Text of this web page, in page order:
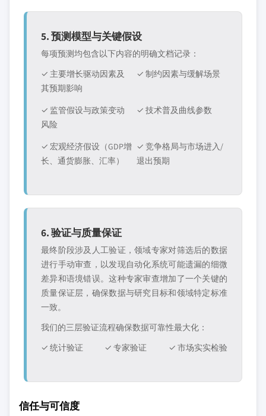
5. 预测模型与关键假设
每项预测均包含以下内容的明确文档记录：
✓ 主要增长驱动因素及
其预期影响
✓ 制约因素与缓解场景
✓ 监管假设与政策变动
风险
✓ 技术普及曲线参数
✓ 宏观经济假设（GDP增
长、通货膨胀、汇率）
✓ 竞争格局与市场进入/
退出预期
6. 验证与质量保证
最终阶段涉及人工验证，领域专家对筛选后的数据
进行手动审查，以发现自动化系统可能遗漏的细微
差异和语境错误。这种专家审查增加了一个关键的
质量保证层，确保数据与研究目标和领域特定标准
一致。
我们的三层验证流程确保数据可靠性最大化：
✓ 统计验证
✓ 专家验证 ✓ 市场实实检验
信任与可信度